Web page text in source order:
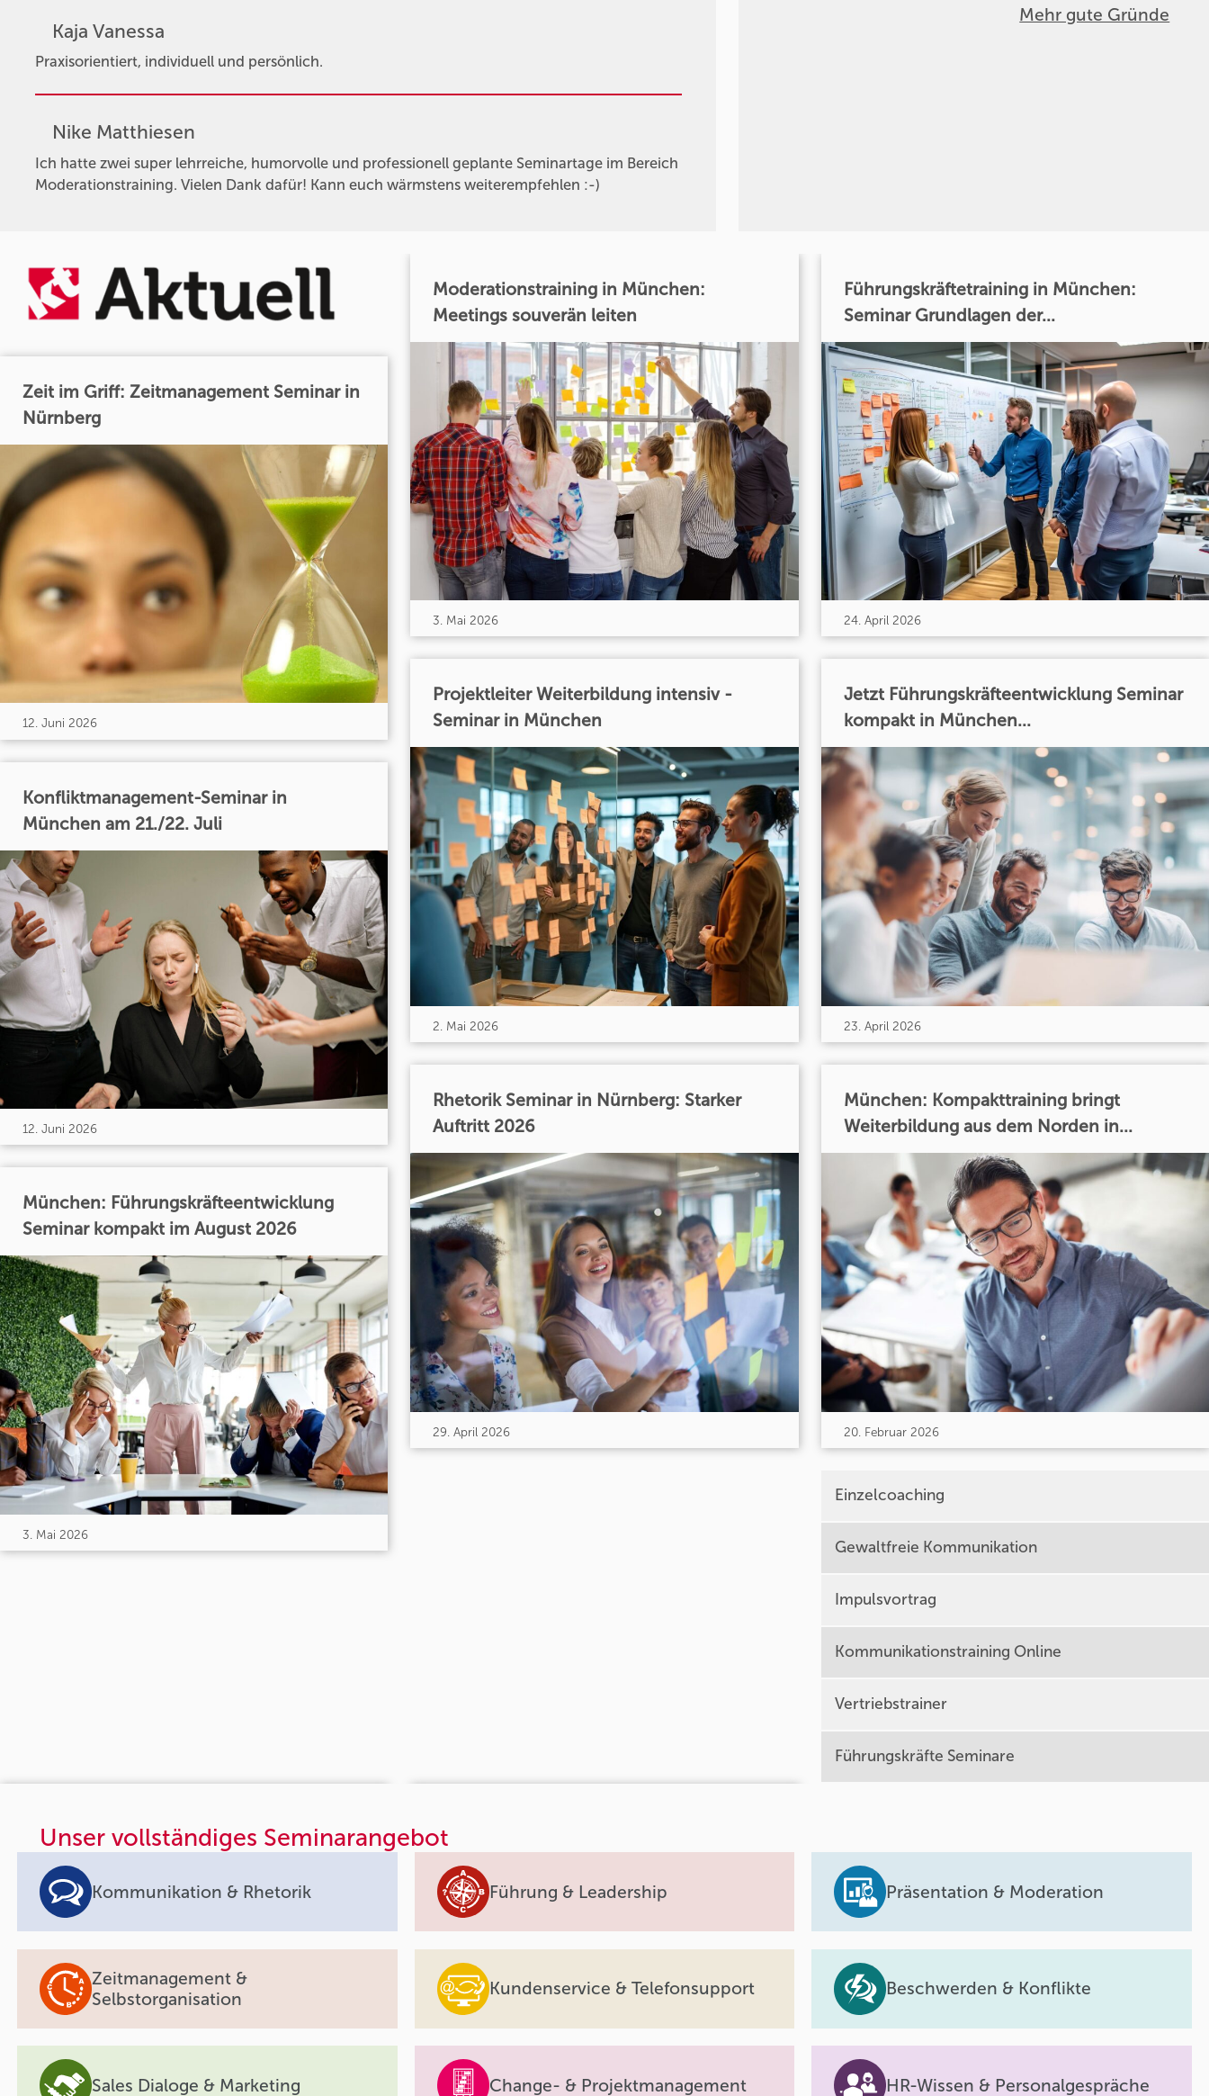
Kaja Vanessa
Praxisorientiert, individuell und persönlich.
Nike Matthiesen
Ich hatte zwei super lehrreiche, humorvolle und professionell geplante Seminartage im Bereich
Moderationstraining. Vielen Dank dafür! Kann euch wärmstens weiterempfehlen :-)
Mehr gute Gründe
Zeit im Griff: Zeitmanagement Seminar in
Nürnberg
12. Juni 2026
Konfliktmanagement-Seminar in
München am 21./22. Juli
12. Juni 2026
München: Führungskräfteentwicklung
Seminar kompakt im August 2026
3. Mai 2026
Moderationstraining in München:
Meetings souverän leiten
3. Mai 2026
Projektleiter Weiterbildung intensiv -
Seminar in München
2. Mai 2026
Rhetorik Seminar in Nürnberg: Starker
Auftritt 2026
29. April 2026
Führungskräftetraining in München:
Seminar Grundlagen der...
24. April 2026
Jetzt Führungskräfteentwicklung Seminar
kompakt in München...
23. April 2026
München: Kompakttraining bringt
Weiterbildung aus dem Norden in...
20. Februar 2026
Einzelcoaching
Gewaltfreie Kommunikation
Impulsvortrag
Kommunikationstraining Online
Vertriebstrainer
Führungskräfte Seminare
Unser vollständiges Seminarangebot
Kommunikation & Rhetorik Führung & Leadership Präsentation & Moderation
Zeitmanagement &
Selbstorganisation
Kundenservice & Telefonsupport Beschwerden & Konflikte
Sales Dialoge & Marketing Change- & Projektmanagement HR-Wissen & Personalgespräche